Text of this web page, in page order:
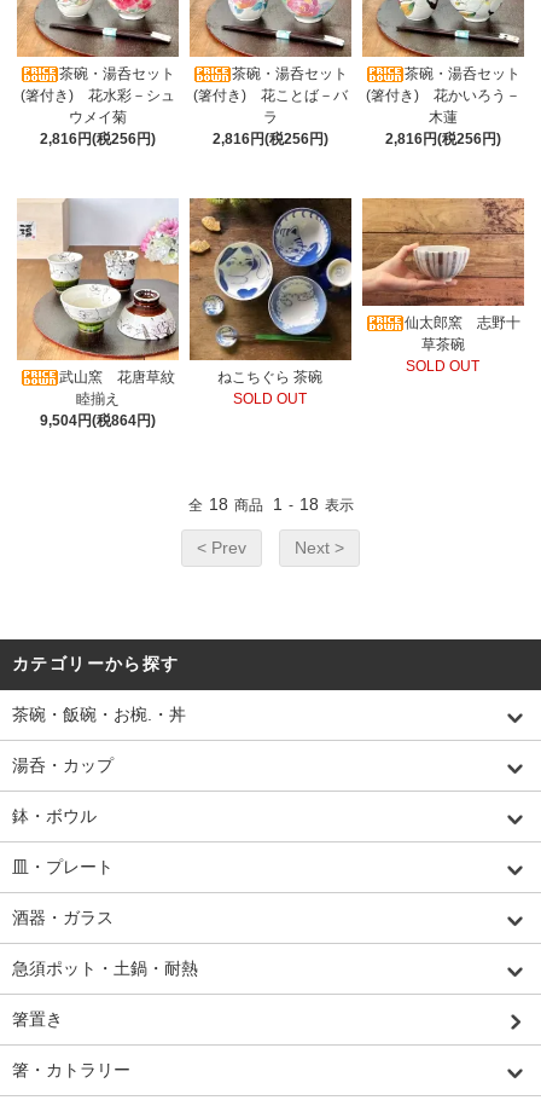
茶碗・湯呑セット
(箸付き) 花水彩－シュ
ウメイ菊
2,816円(税256円)
茶碗・湯呑セット
(箸付き) 花ことば－バ
ラ
2,816円(税256円)
茶碗・湯呑セット
(箸付き) 花かいろう－
木蓮
2,816円(税256円)
武山窯 花唐草紋
睦揃え
9,504円(税864円)
ねこちぐら 茶碗
SOLD OUT
仙太郎窯 志野十
草茶碗
SOLD OUT
全 18 商品 1 - 18 表示
< Prev Next >
カテゴリーから探す
茶碗・飯碗・お椀.・丼
湯呑・カップ
鉢・ボウル
皿・プレート
酒器・ガラス
急須ポット・土鍋・耐熱
箸置き
箸・カトラリー